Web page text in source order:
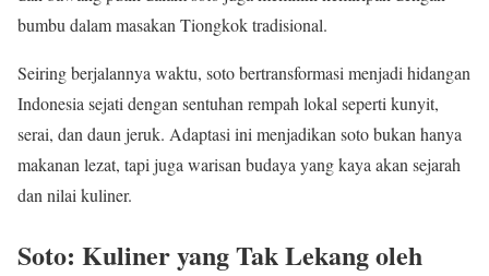
bumbu dalam masakan Tiongkok tradisional.
Seiring berjalannya waktu, soto bertransformasi menjadi hidangan
Indonesia sejati dengan sentuhan rempah lokal seperti kunyit,
serai, dan daun jeruk. Adaptasi ini menjadikan soto bukan hanya
makanan lezat, tapi juga warisan budaya yang kaya akan sejarah
dan nilai kuliner.
Soto: Kuliner yang Tak Lekang oleh